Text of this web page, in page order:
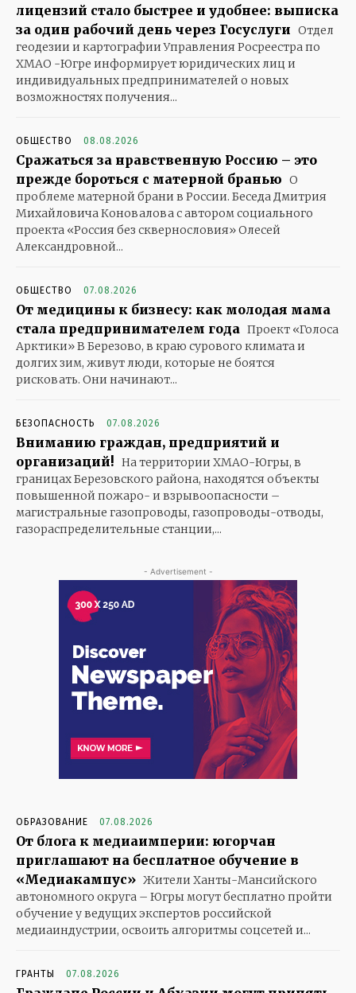
лицензий стало быстрее и удобнее: выписка
за один рабочий день через Госуслуги Отдел
геодезии и картографии Управления Росреестра по
ХМАО -Югре информирует юридических лиц и
индивидуальных предпринимателей о новых
возможностях получения...
ОБЩЕСТВО 08.08.2026
Сражаться за нравственную Россию – это
прежде бороться с матерной бранью О
проблеме матерной брани в России. Беседа Дмитрия
Михайловича Коновалова с автором социального
проекта «Россия без сквернословия» Олесей
Александровной...
ОБЩЕСТВО 07.08.2026
От медицины к бизнесу: как молодая мама
стала предпринимателем года Проект «Голоса
Арктики» В Березово, в краю сурового климата и
долгих зим, живут люди, которые не боятся
рисковать. Они начинают...
БЕЗОПАСНОСТЬ 07.08.2026
Вниманию граждан, предприятий и
организаций! На территории ХМАО-Югры, в
границах Березовского района, находятся объекты
повышенной пожаро- и взрывоопасности –
магистральные газопроводы, газопроводы-отводы,
газораспределительные станции,...
- Advertisement -
ОБРАЗОВАНИЕ 07.08.2026
От блога к медиаимперии: югорчан
приглашают на бесплатное обучение в
«Медиакампус» Жители Ханты-Мансийского
автономного округа – Югры могут бесплатно пройти
обучение у ведущих экспертов российской
медиаиндустрии, освоить алгоритмы соцсетей и...
ГРАНТЫ 07.08.2026